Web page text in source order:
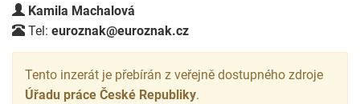
Kamila Machalová
Tel: euroznak@euroznak.cz
Tento inzerát je přebírán z veřejně dostupného zdroje
Úřadu práce České Republiky.